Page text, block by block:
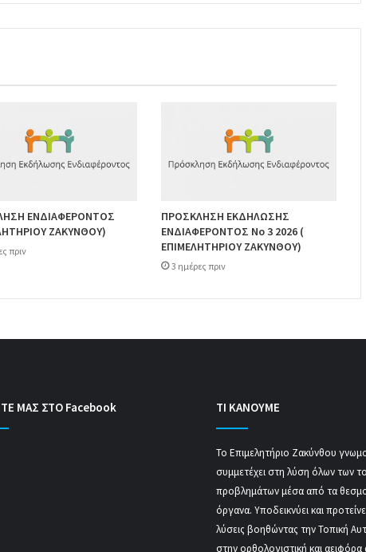
ΕΝΔΙΑΦΕΡΟΝΤΟΣ
ΖΑΚΥΝΘΟΥ)
πριν
ΠΡΟΣΚΛΗΣΗ ΕΚΔΗΛΩΣΗΣ
ΕΝΔΙΑΦΕΡΟΝΤΟΣ Νο 3 2026 (
ΕΠΙΜΕΛΗΤΗΡΙΟΥ ΖΑΚΥΝΘΟΥ)
3 ημέρες πριν
ΜΑΣ ΣΤΟ Facebook ΤΙ ΚΑΝΟΥΜΕ
Το Επιμελητήριο Ζακύνθου
συμμετέχει στη λύση όλων των
προβλημάτων μέσα από τα
όργανα. Υποδεικνύει και
λύσεις βοηθώντας την Τοπική
στην ορθολογιστική και